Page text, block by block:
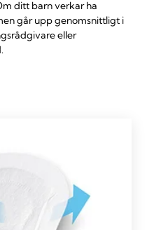
ditt barn verkar ha
går upp genomsnittligt i
eller